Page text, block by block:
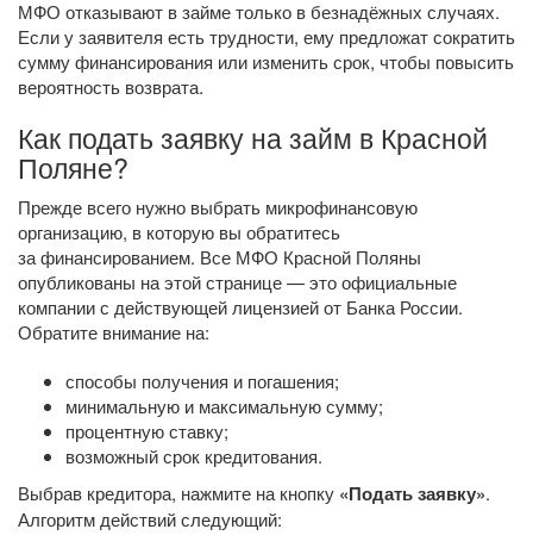
МФО отказывают в займе только в безнадёжных случаях.
Если у заявителя есть трудности, ему предложат сократить
сумму финансирования или изменить срок, чтобы повысить
вероятность возврата.
Как подать заявку на займ в Красной
Поляне?
Прежде всего нужно выбрать микрофинансовую
организацию, в которую вы обратитесь
за финансированием. Все МФО Красной Поляны
опубликованы на этой странице — это официальные
компании с действующей лицензией от Банка России.
Обратите внимание на:
способы получения и погашения;
минимальную и максимальную сумму;
процентную ставку;
возможный срок кредитования.
Выбрав кредитора, нажмите на кнопку «Подать заявку».
Алгоритм действий следующий: